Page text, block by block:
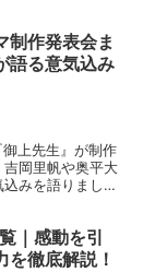
制作発表会ま
語る意気込み
上先生』が制作
岡里帆や奥平大
みを語りまし
｜感動を引
を徹底解説！